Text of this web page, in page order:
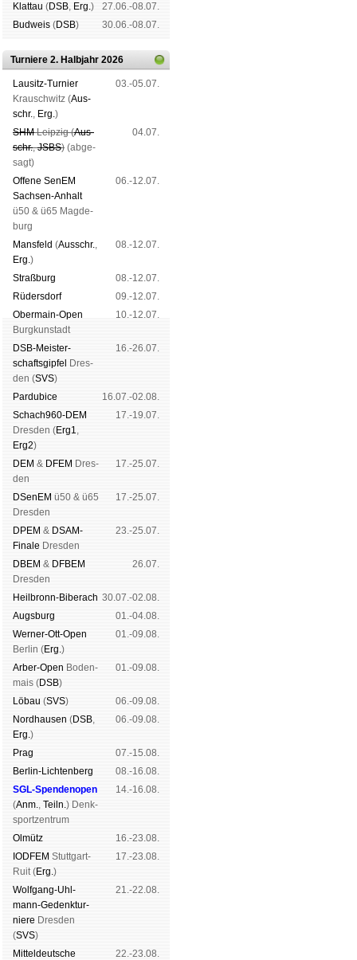
Klat­tau (DSB, Erg.)
27.06.-08.07.
Bud­weis (DSB) 30.06.-08.07.
Turniere 2. Halbjahr 2026
Lau­sitz-Tur­nier
Krausch­witz (Aus­
schr., Erg.)
03.-05.07.
SHMLeip­zig (Aus­
schr.,JSBS) (ab­ge­
sagt)
04.07.
Offene SenEM
Sach­sen-An­halt
ü50 & ü65 Mag­de­
burg
06.-12.07.
Mans­feld (Aus­schr.,
Erg.)
08.-12.07.
Straß­burg
08.-12.07.
Rüders­dorf
09.-12.07.
Ober­main-Open
Burg­kun­stadt
10.-12.07.
DSB-Meister­
schafts­gipfel
Dres­
den (SVS)
16.-26.07.
Pardu­bice
16.07.-02.08.
Schach960-DEM
Dres­den (Erg1,
Erg2)
17.-19.07.
DEM & DFEM Dres­
den
17.-25.07.
DSenEM ü50 & ü65
Dres­den
17.-25.07.
DPEM & DSAM-
Finale Dres­den
23.-25.07.
DBEM & DFBEM
Dres­den
26.07.
Heil­bronn-Bi­ber­ach 30.07.-02.08.
Augs­burg
01.-04.08.
Werner-Ott-Open
Ber­lin (Erg.)
01.-09.08.
Arber-Open Boden­
mais (DSB)
01.-09.08.
Lö­bau (SVS)
06.-09.08.
Nord­hau­sen (DSB,
Erg.)
06.-09.08.
Prag
07.-15.08.
Berlin-Lich­ten­berg
08.-16.08.
SGL-Spenden­open
(Anm., Teiln.) Denk­
sport­zen­trum
14.-16.08.
Ol­mütz
16.-23.08.
IODFEM Stutt­gart-
Ruit (Erg.)
17.-23.08.
Wolf­gang-Uhl­
mann-Ge­denk­tur­
niere Dres­den
(SVS)
21.-22.08.
Mit­tel­deu­tsche 22.-23.08.